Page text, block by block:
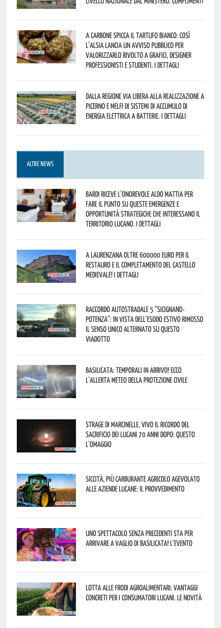
A Carbone spicca il tartufo bianco: così
l’Alsia lancia un avviso pubblico per
valorizzarlo rivolto a grafici, designer
professionisti e studenti. I dettagli
Dalla Regione via libera alla realizzazione a
Picerno e Melfi di sistemi di accumulo di
energia elettrica a batterie. I dettagli
ALTRE NEWS
Bardi riceve l’onorevole Aldo Mattia per
fare il punto su queste emergenze e
opportunità strategiche che interessano il
territorio lucano. I dettagli
A Laurenzana oltre 600000 euro per il
restauro e il completamento del Castello
Medievale! I dettagli
Raccordo Autostradale 5 “Sicignano-
Potenza”: in vista dell’esodo estivo rimosso
il senso unico alternato su questo
viadotto
Basilicata: temporali in arrivo! Ecco
l’allerta meteo della Protezione civile
Strage di Marcinelle, vivo il ricordo del
sacrificio dei lucani 70 anni dopo: questo
l’omaggio
Siccità, più carburante agricolo agevolato
alle aziende lucane: il provvedimento
Uno spettacolo senza precedenti sta per
arrivare a Vaglio di Basilicata! L’evento
Lotta alle frodi agroalimentari: vantaggi
concreti per i consumatori lucani. Le novità